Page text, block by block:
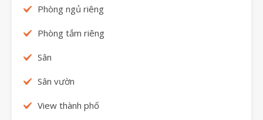
Phòng ngủ riêng
Phòng tắm riêng
Sân
Sân vườn
View thành phố